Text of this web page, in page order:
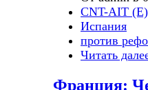
CNT-AIT (E)
Испания
против
Читать
Франция: